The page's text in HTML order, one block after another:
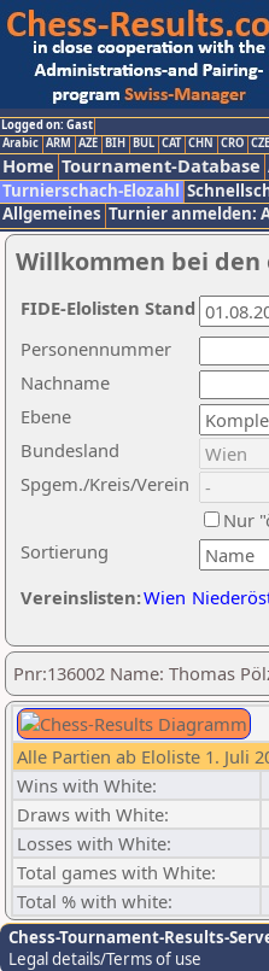
Logged on: Gast
Arabic ARM AZE BIH BUL CAT CHN CRO CZE
Home Tournament-Database
Turnierschach-Elozahl
Allgemeines Turnier anmelden:
Willkommen bei den
Nachname
Ebene
Sortierung
Personennummer
Bundesland
Spgem./Kreis/Verein
Nur
Vereinslisten:Wien
FIDE-Elolisten Stand
Pnr:136002 Name: Thomas
Alle Partien ab Eloliste 1. Juli
Wins with White:
Draws with White:
Losses with White:
Total games with White:
Total % with white:
Chess-Tournament-Results-
Legal details/Terms of use